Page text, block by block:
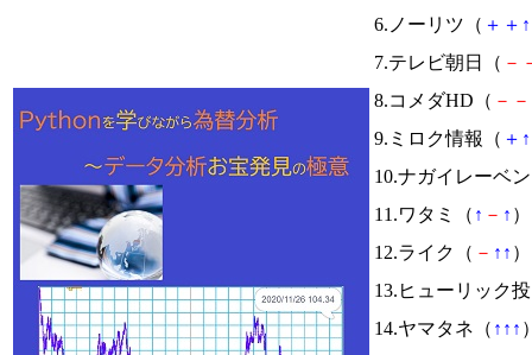
6.ノーリツ（ ＋ ＋ ↑
7.テレビ朝日（ －
8.コメダHD（ － －
9.ミロク情報（ ＋ ↑
10.ナガイレーベ
11.ワタミ（ ↑ － ↑
12.ライク（ － ↑ ↑
13.ヒューリック
14.ヤマタネ（ ↑ ↑ ↑